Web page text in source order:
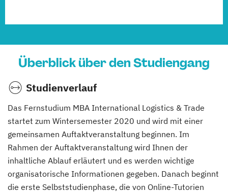
Überblick über den Studiengang
Studienverlauf
Das Fernstudium MBA International Logistics & Trade
startet zum Wintersemester 2020 und wird mit einer
gemeinsamen Auftaktveranstaltung beginnen. Im
Rahmen der Auftaktveranstaltung wird Ihnen der
inhaltliche Ablauf erläutert und es werden wichtige
organisatorische Informationen gegeben. Danach beginnt
die erste Selbststudienphase, die von Online-Tutorien